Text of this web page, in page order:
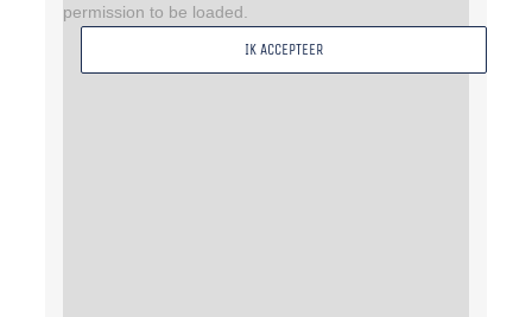
permission to be loaded.
IK ACCEPTEER